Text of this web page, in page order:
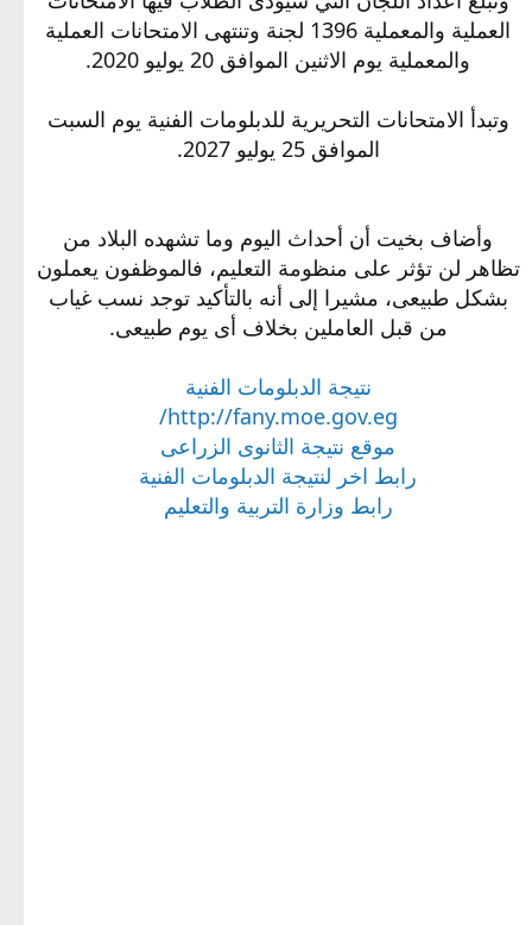
العملية والمعملية 1396 لجنة وتنتهى الامتحانات العملية
والمعملية يوم الاثنين الموافق 20 يوليو 2020.
وتبدأ الامتحانات التحريرية للدبلومات الفنية يوم السبت
الموافق 25 يوليو 2027.
وأضاف بخيت أن أحداث اليوم وما تشهده البلاد من
تظاهر لن تؤثر على منظومة التعليم، فالموظفون يعملون
بشكل طبيعى، مشيرا إلى أنه بالتأكيد توجد نسب غياب
من قبل العاملين بخلاف أى يوم طبيعى.
نتيجة الدبلومات الفنية
http://fany.moe.gov.eg/
موقع نتيجة الثانوى الزراعى
رابط اخر لنتيجة الدبلومات الفنية
رابط وزارة التربية والتعليم